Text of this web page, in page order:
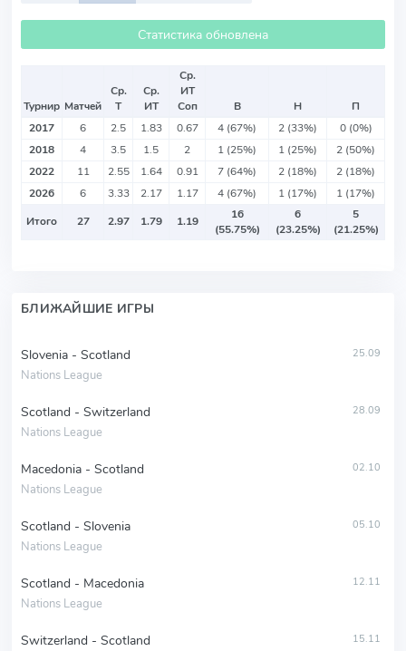
Статистика обновлена
Турнир Матчей
Ср.
Т
Ср.
ИТ
Ср.
ИТ
Соп
В Н
П
2017
6 2.5 1.83 0.67 4 (67%) 2 (33%)
0 (0%)
2018
4 3.5 1.5 2 1 (25%) 1 (25%)
2 (50%)
2022
11 2.55 1.64 0.91 7 (64%) 2 (18%)
2 (18%)
2026
6 3.33 2.17 1.17 4 (67%) 1 (17%)
1 (17%)
Итого
27 2.97 1.79 1.19
16
(55.75%)
6
(23.25%)
5
(21.25%)
БЛИЖАЙШИЕ ИГРЫ
Slovenia - Scotland
Nations League
25.09
Scotland - Switzerland
Nations League
28.09
Macedonia - Scotland
Nations League
02.10
Scotland - Slovenia
Nations League
05.10
Scotland - Macedonia
Nations League
12.11
Switzerland - Scotland 15.11